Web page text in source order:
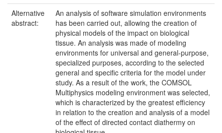
Alternative
abstract:
An analysis of software simulation environments
has been carried out, allowing the creation of
physical models of the impact on biological
tissue. An analysis was made of modeling
environments for universal and general-purpose,
specialized purposes, according to the selected
general and specific criteria for the model under
study. As a result of the work, the COMSOL
Multiphysics modeling environment was selected,
which is characterized by the greatest efficiency
in relation to the creation and analysis of a model
of the effect of directed contact diathermy on